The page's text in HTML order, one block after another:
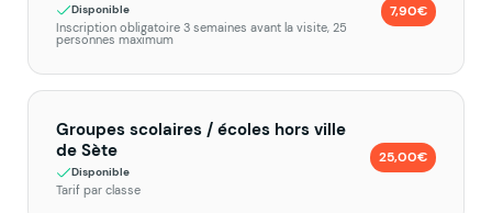
Disponible
Inscription obligatoire 3 semaines avant la visite, 25
personnes maximum
7,90€
Groupes scolaires / écoles hors ville
de Sète
Disponible
Tarif par classe
25,00€